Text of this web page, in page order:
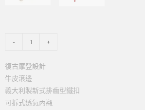
- +
復古摩登設計
牛皮滾邊
義大利製新式排齒型鐵扣
可拆式透氣內襯